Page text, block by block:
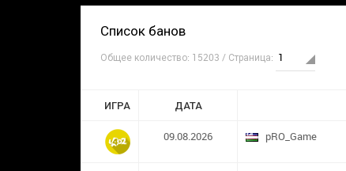
Список банов
Общее количество: 15203 / Страница:
ИГРА ДАТА
09.08.2026 pRO_Game